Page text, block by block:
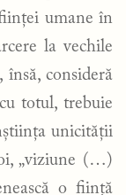
umane în
la vechile
consideră
totul, trebuie
unicității
„viziune (…)
o ființă